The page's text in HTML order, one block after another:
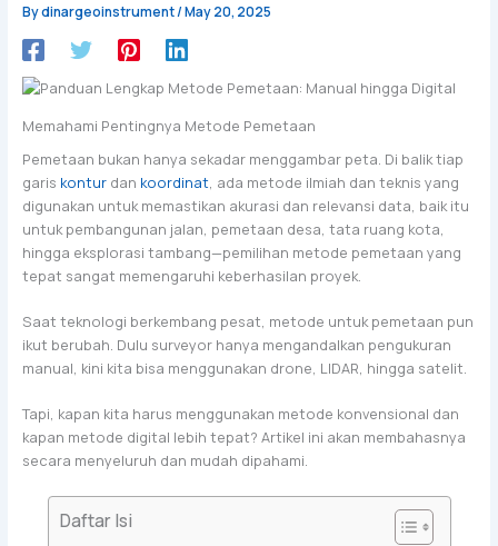
Bydinargeoinstrument/May 20, 2025
Memahami Pentingnya Metode Pemetaan
Pemetaan bukan hanya sekadar menggambar peta. Di balik tiap
garis konturdan koordinat, ada metode ilmiah dan teknis yang
digunakan untuk memastikan akurasi dan relevansi data, baik itu
untuk pembangunan jalan, pemetaan desa, tata ruang kota,
hingga eksplorasi tambang—pemilihan metode pemetaan yang
tepat sangat memengaruhi keberhasilan proyek.
Saat teknologi berkembang pesat, metode untuk pemetaan pun
ikut berubah. Dulu surveyor hanya mengandalkan pengukuran
manual, kini kita bisa menggunakan drone, LIDAR, hingga satelit.
Tapi, kapan kita harus menggunakan metode konvensional dan
kapan metode digital lebih tepat? Artikel ini akan membahasnya
secara menyeluruh dan mudah dipahami.
Daftar Isi